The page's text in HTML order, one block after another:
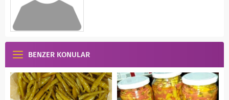
BENZER KONULAR